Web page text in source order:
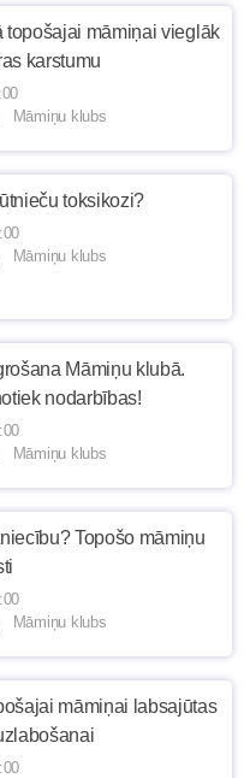
topošajai māmiņai vieglāk
karstumu
Māmiņu klubs
toksikozi?
Māmiņu klubs
Māmiņu klubā.
nodarbības!
Māmiņu klubs
Topošo māmiņu
Māmiņu klubs
māmiņai labsajūtas